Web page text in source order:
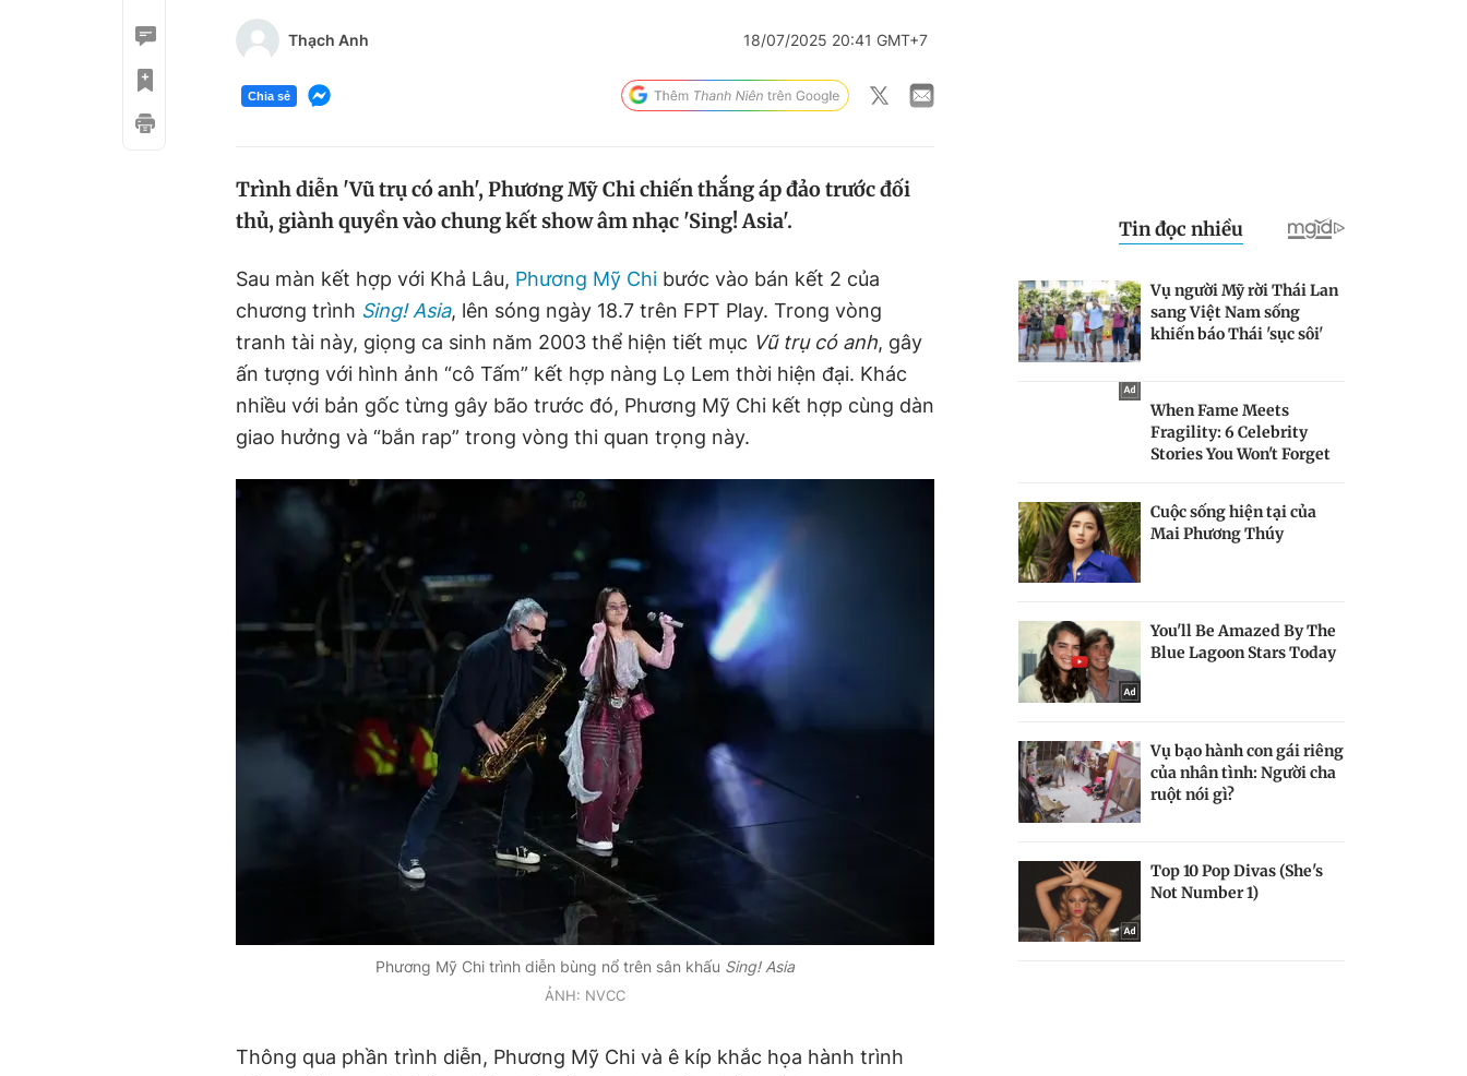
Thạch Anh 18/07/2025 20:41 GMT+7
Chia sẻ
Trình diễn 'Vũ trụ có anh', Phương Mỹ Chi chiến thắng áp đảo trước đối
thủ, giành quyền vào chung kết show âm nhạc 'Sing! Asia'.
Sau màn kết hợp với Khả Lâu, Phương Mỹ Chi bước vào bán kết 2 của
chương trình Sing! Asia, lên sóng ngày 18.7 trên FPT Play. Trong vòng
tranh tài này, giọng ca sinh năm 2003 thể hiện tiết mục Vũ trụ có anh, gây
ấn tượng với hình ảnh “cô Tấm” kết hợp nàng Lọ Lem thời hiện đại. Khác
nhiều với bản gốc từng gây bão trước đó, Phương Mỹ Chi kết hợp cùng dàn
giao hưởng và “bắn rap” trong vòng thi quan trọng này.
Phương Mỹ Chi trình diễn bùng nổ trên sân khấu Sing! Asia
ẢNH: NVCC
Thông qua phần trình diễn, Phương Mỹ Chi và ê kíp khắc họa hành trình